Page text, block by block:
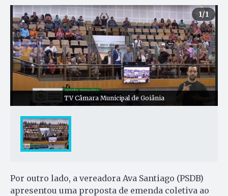
1/1
TV Câmara Municipal de Goiânia
Por outro lado, a vereadora Ava Santiago (PSDB)
apresentou uma proposta de emenda coletiva ao